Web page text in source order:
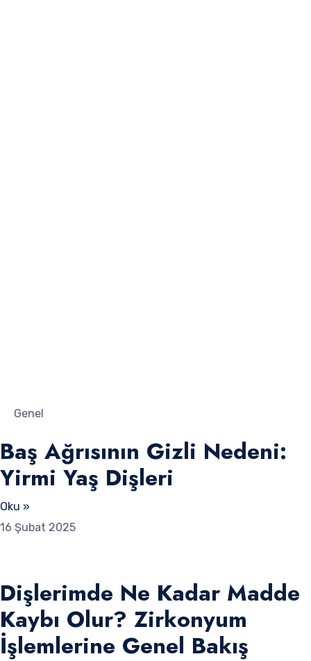
Genel
Baş Ağrısının Gizli Nedeni:
Yirmi Yaş Dişleri
Oku »
16 Şubat 2025
Dişlerimde Ne Kadar Madde
Kaybı Olur? Zirkonyum
İşlemlerine Genel Bakış